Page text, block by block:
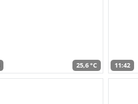
25,6 °C 11:42